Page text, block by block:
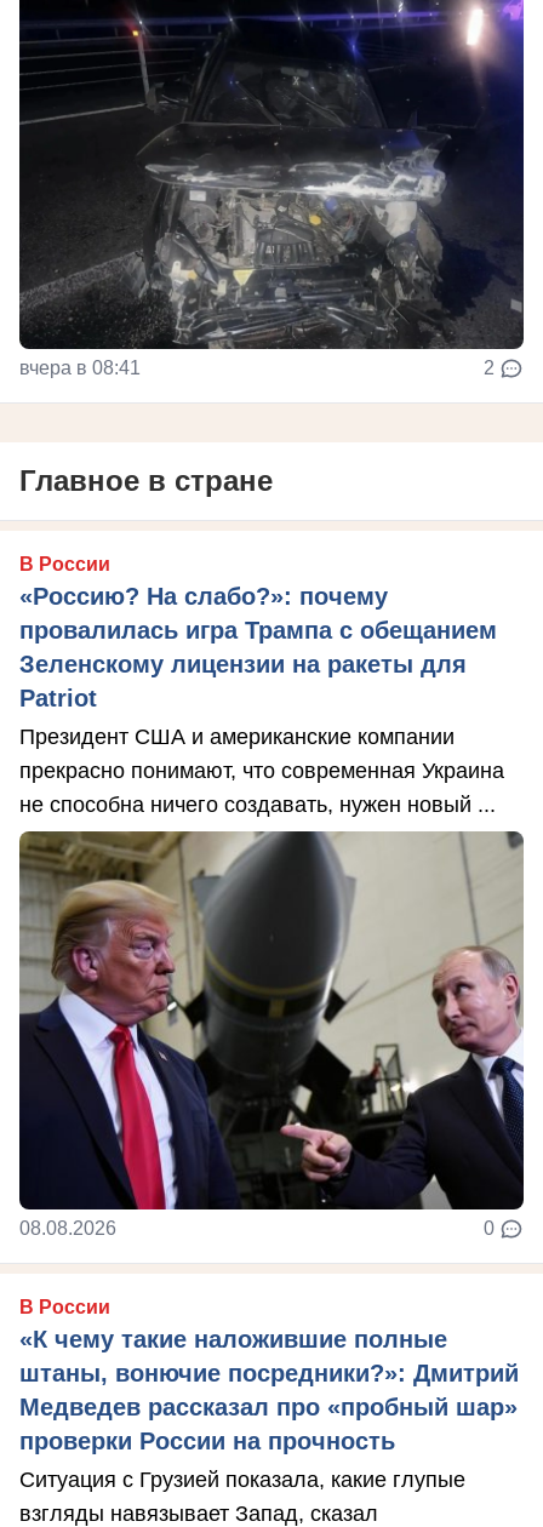
вчера в 08:41 2
Главное в стране
В России
«Россию? На слабо?»: почему
провалилась игра Трампа с обещанием
Зеленскому лицензии на ракеты для
Patriot
Президент США и американские компании
прекрасно понимают, что современная Украина
не способна ничего создавать, нужен новый ...
08.08.2026 0
В России
«К чему такие наложившие полные
штаны, вонючие посредники?»: Дмитрий
Медведев рассказал про «пробный шар»
проверки России на прочность
Ситуация с Грузией показала, какие глупые
взгляды навязывает Запад, сказал